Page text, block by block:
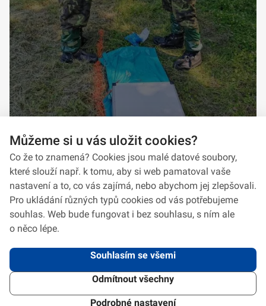
2026 © VeV-VA Vyškov • Informace jsou poskytovány v souladu se zákonem
Design Systém4.6.3
Můžeme si u vás uložit cookies?
Co že to znamená? Cookies jsou malé datové soubory,
které slouží např. k tomu, aby si web pamatoval vaše
nastavení a to, co vás zajímá, nebo abychom jej zlepšovali.
Pro ukládání různých typů cookies od vás potřebujeme
souhlas. Web bude fungovat i bez souhlasu, s ním ale
o něco lépe.
Souhlasím se všemi
Odmítnout všechny
Podrobné nastavení